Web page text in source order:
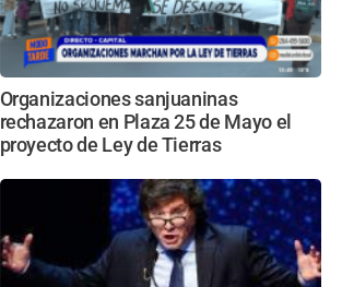
Organizaciones sanjuaninas
rechazaron en Plaza 25 de Mayo el
proyecto de Ley de Tierras